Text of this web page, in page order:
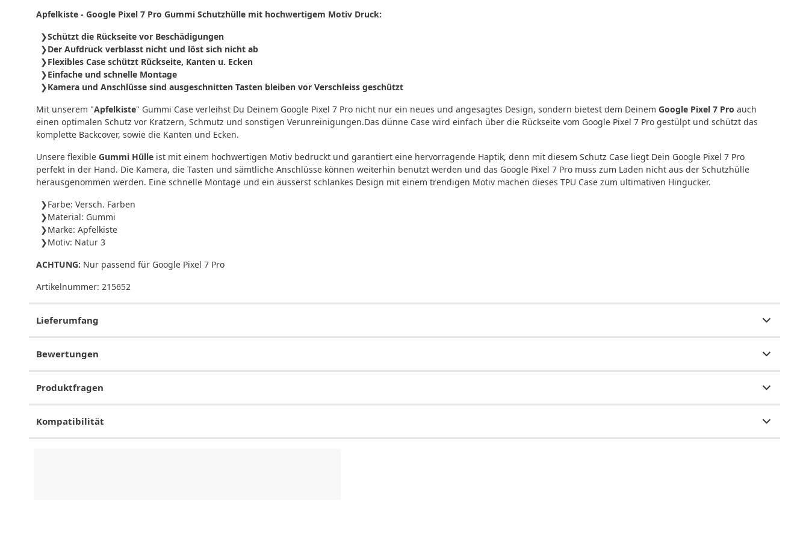
Apfelkiste - Google Pixel 7 Pro Gummi Schutzhülle mit hochwertigem Motiv Druck:
Schützt die Rückseite vor Beschädigungen
Der Aufdruck verblasst nicht und löst sich nicht ab
Flexibles Case schützt Rückseite, Kanten u. Ecken
Einfache und schnelle Montage
Kamera und Anschlüsse sind ausgeschnitten Tasten bleiben vor Verschleiss geschützt
Mit unserem "Apfelkiste" Gummi Case verleihst Du Deinem Google Pixel 7 Pro nicht nur ein neues und angesagtes Design, sondern bietest dem Deinem Google Pixel 7 Pro auch
einen optimalen Schutz vor Kratzern, Schmutz und sonstigen Verunreinigungen.Das dünne Case wird einfach über die Rückseite vom Google Pixel 7 Pro gestülpt und schützt das
komplette Backcover, sowie die Kanten und Ecken.
Unsere flexible Gummi Hülle ist mit einem hochwertigen Motiv bedruckt und garantiert eine hervorragende Haptik, denn mit diesem Schutz Case liegt Dein Google Pixel 7 Pro
perfekt in der Hand. Die Kamera, die Tasten und sämtliche Anschlüsse können weiterhin benutzt werden und das Google Pixel 7 Pro muss zum Laden nicht aus der Schutzhülle
herausgenommen werden. Eine schnelle Montage und ein äusserst schlankes Design mit einem trendigen Motiv machen dieses TPU Case zum ultimativen Hingucker.
Farbe: Versch. Farben
Material: Gummi
Marke: Apfelkiste
Motiv: Natur 3
ACHTUNG: Nur passend für Google Pixel 7 Pro
Artikelnummer: 215652
Lieferumfang
Bewertungen
Produktfragen
Kompatibilität